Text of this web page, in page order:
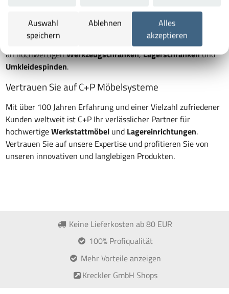
Branche. Unsere
Schranksysteme und
Lagereinrichtungen
sind robust, sicher und funktional. Besuchen Sie unseren
Onlineshopund entdecken Sie das umfangreiche Sortiment
an hochwertigenWerkzeugschränken,Lagerschränkenund
Umkleidespinden.
Vertrauen Sie auf C+P Möbelsysteme
Mit über 100 Jahren Erfahrung und einer Vielzahl zufriedener
Kunden weltweit ist C+P Ihr verlässlicher Partner für
hochwertigeWerkstattmöbel und Lagereinrichtungen.
Vertrauen Sie auf unsere Expertise und profitieren Sie von
unseren innovativen und langlebigen Produkten.
Keine Lieferkosten ab 80 EUR
100% Profiqualität
Mehr Vorteile anzeigen
Kreckler GmbH Shops
Auswahl
speichern
Ablehnen
Alles
akzeptieren